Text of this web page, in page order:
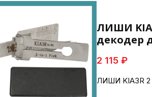
ЛИШИ
декодер
2 115 ₽
ЛИШИ KIA3R 2